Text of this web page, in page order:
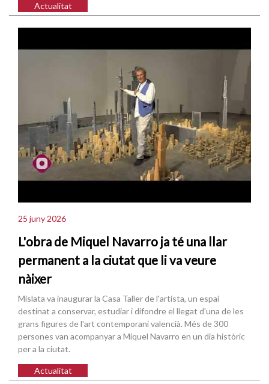
Actualitat
25 juny 2026
L'obra de Miquel Navarro ja té una llar
permanent a la ciutat que li va veure
nàixer
Mislata va inaugurar la Casa Taller de l'artista, un espai
destinat a conservar, estudiar i difondre el llegat d'una de les
grans figures de l'art contemporani valencià. Més de 300
persones van acompanyar a Miquel Navarro en un dia històric
per a la ciutat.
Actualitat